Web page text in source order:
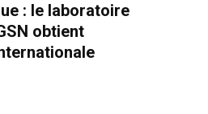
: le laboratoire
obtient